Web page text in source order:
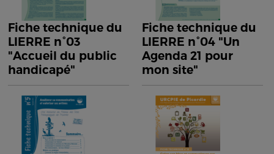
Fiche technique du
LIERRE n°03
"Accueil du public
handicapé"
Fiche technique du
LIERRE n°04 "Un
Agenda 21 pour
mon site"